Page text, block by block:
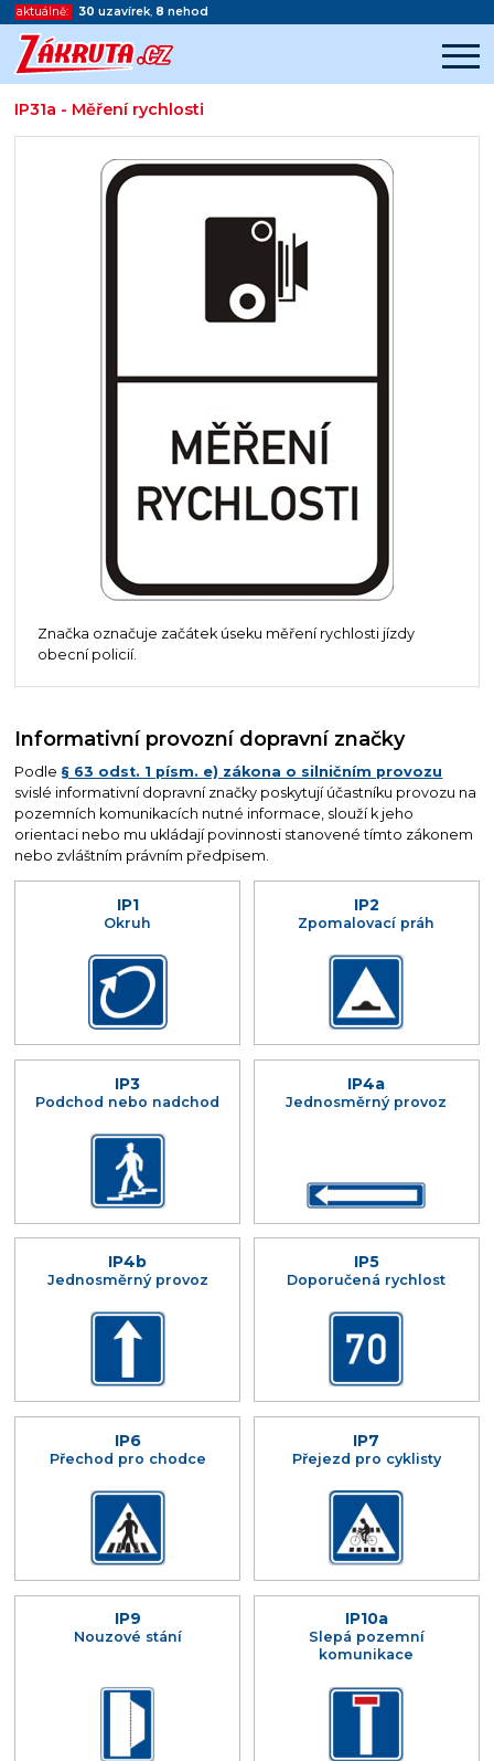
aktuálně: 30 uzavírek, 8 nehod
IP31a - Měření rychlosti
Začátek reklamy
Konec reklamy
Značka označuje začátek úseku měření rychlosti jízdy
obecní policií.
Informativní provozní dopravní značky
Podle § 63 odst. 1 písm. e) zákona o silničním provozu
svislé informativní dopravní značky poskytují účastníku provozu na
pozemních komunikacích nutné informace, slouží k jeho
orientaci nebo mu ukládají povinnosti stanovené tímto zákonem
nebo zvláštním právním předpisem.
IP1
Okruh
IP2
Zpomalovací práh
IP3
Podchod nebo nadchod
IP4a
Jednosměrný provoz
IP4b
Jednosměrný provoz
IP5
Doporučená rychlost
IP6
Přechod pro chodce
IP7
Přejezd pro cyklisty
IP9
Nouzové stání
IP10a
Slepá pozemní
komunikace